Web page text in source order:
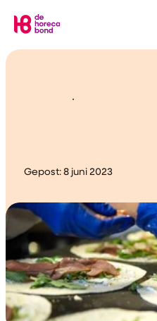
Gepost: 8 juni 2023